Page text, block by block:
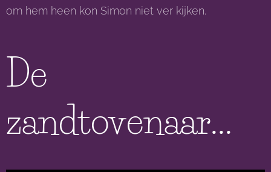
om hem heen kon Simon niet ver kijken.
De
zandtovenaar...